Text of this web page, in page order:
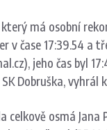
který má osobní
v čase 17:39.54
jeho čas byl
Dobruška,
celkově osmá